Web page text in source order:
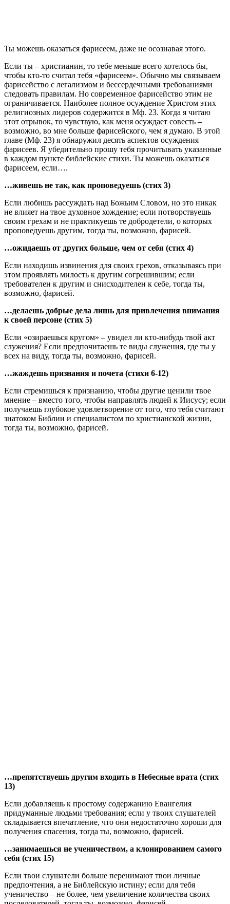
Ты можешь оказаться фарисеем, даже не осознавая этого.
Если ты – христианин, то тебе меньше всего хотелось бы,
чтобы кто-то считал тебя «фарисеем». Обычно мы связываем
фарисейство с легализмом и бессердечными требованиями
следовать правилам. Но современное фарисейство этим не
ограничивается. Наиболее полное осуждение Христом этих
религиозных лидеров содержится в Мф. 23. Когда я читаю
этот отрывок, то чувствую, как меня осуждает совесть –
возможно, во мне больше фарисейского, чем я думаю. В этой
главе (Мф. 23) я обнаружил десять аспектов осуждения
фарисеев. Я убедительно прошу тебя прочитывать указанные
в каждом пункте библейские стихи. Ты можешь оказаться
фарисеем, если….
…живешь не так, как проповедуешь (стих 3)
Если любишь рассуждать над Божьим Словом, но это никак
не влияет на твое духовное хождение; если потворствуешь
своим грехам и не практикуешь те добродетели, о которых
проповедуешь другим, тогда ты, возможно, фарисей.
…ожидаешь от других больше, чем от себя (стих 4)
Если находишь извинения для своих грехов, отказываясь при
этом проявлять милость к другим согрешившим; если
требователен к другим и снисходителен к себе, тогда ты,
возможно, фарисей.
…делаешь добрые дела лишь для привлечения внимания
к своей персоне (стих 5)
Если «озираешься кругом» – увидел ли кто-нибудь твой акт
служения? Если предпочитаешь те виды служения, где ты у
всех на виду, тогда ты, возможно, фарисей.
…жаждешь признания и почета (стихи 6-12)
Если стремишься к признанию, чтобы другие ценили твое
мнение – вместо того, чтобы направлять людей к Иисусу; если
получаешь глубокое удовлетворение от того, что тебя считают
знатоком Библии и специалистом по христианской жизни,
тогда ты, возможно, фарисей.
…препятствуешь другим входить в Небесные врата (стих
13)
Если добавляешь к простому содержанию Евангелия
придуманные людьми требования; если у твоих слушателей
складывается впечатление, что они недостаточно хороши для
получения спасения, тогда ты, возможно, фарисей.
…занимаешься не ученичеством, а клонированием самого
себя (стих 15)
Если твои слушатели больше перенимают твои личные
предпочтения, а не Библейскую истину; если для тебя
ученичество – не более, чем увеличение количества своих